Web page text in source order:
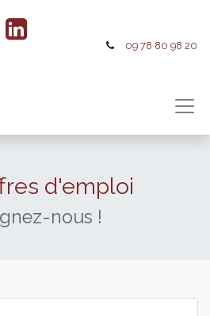
09 78 80 98 20
d'emploi
nous !